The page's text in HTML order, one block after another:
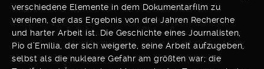
verschiedene Elemente in dem Dokumentarfilm zu
vereinen, der das Ergebnis von drei Jahren Recherche
und harter Arbeit ist. Die Geschichte eines Journalisten,
Pio d’Emilia, der sich weigerte, seine Arbeit aufzugeben,
selbst als die nukleare Gefahr am größten war; die